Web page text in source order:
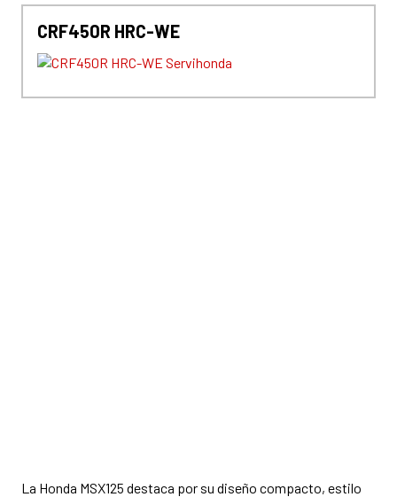
CRF450R HRC-WE
La Honda MSX125 destaca por su diseño compacto, estilo